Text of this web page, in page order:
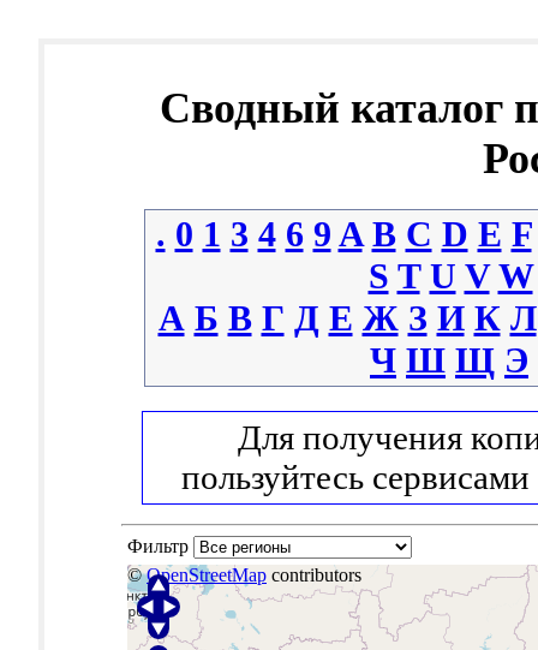
Сводный каталог
. 0 1 3 4 6 9 A B C D E F
S T U V W
А Б В Г Д Е Ж З И К Л
Ч Ш Щ Э
Для получения
пользуйтесь сервисами
Фильтр
©OpenStreetMap contributors